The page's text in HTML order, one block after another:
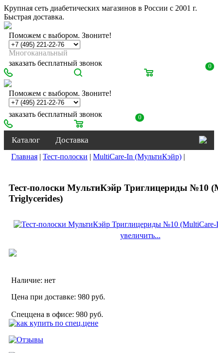
Крупная сеть диабетических магазинов в России с 2001 г.
Быстрая доставка.
Поможем с выбором. Звоните!
Многоканальный
заказать бесплатный звонок
0
Поможем с выбором. Звоните!
заказать бесплатный звонок 0
Каталог Доставка
Главная | Тест-полоски | MultiCare-In (МультиКэйр) |
Тест-полоски МультиКэйр Триглицериды №10
Triglycerides)
увеличить...
Наличие: нет
Цена при доставке: 980 руб.
Спеццена в офисе: 980 руб.